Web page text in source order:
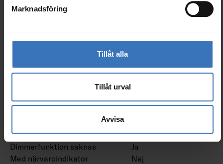
Marknadsföring
Tillåt alla
Tillåt urval
Avvisa
Dimning framkant (phase
Dimning programmerbar
Nej
Dimning RF
Nej
Dimming sinusvåg (Sine
Wave Reduction)
Dimmer med tryckknapp
Nej
Dimmerfunktion saknas
Ja
Med närvaroindikator
Nej